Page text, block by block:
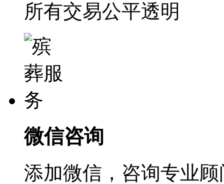
所有交易公平透明
微信咨询
添加微信，咨询专业顾